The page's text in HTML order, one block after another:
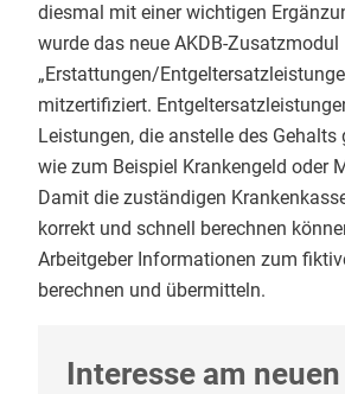
diesmal mit einer wichtigen
wurde das neue AKDB-Zusatzmodul
„Erstattungen/
mitzertifiziert.
Leistungen, die anstelle des Gehalts
wie zum Beispiel Krankengeld oder
Damit die zuständigen
korrekt und schnell berechnen
Arbeitgeber Informationen zum
berechnen und übermitteln.
Interesse am neuen